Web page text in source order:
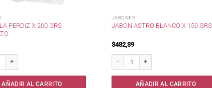
PERDIZ X 200 GRS
AÑADIR AL CARRITO
JABONES
JABON ASTRO BLANCO X 150 GRS
$482,39
AÑADIR AL CARRITO